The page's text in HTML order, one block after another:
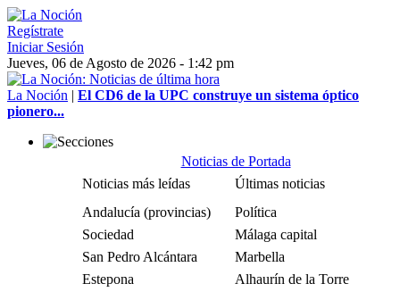
Regístrate
Iniciar Sesión
Jueves, 06 de Agosto de 2026 - 1:42 pm
La Noción | El CD6 de la UPC construye un sistema óptico
pionero...
Noticias de Portada
Noticias más leídas
Últimas noticias
Andalucía (provincias)
Política
Sociedad
Málaga capital
San Pedro Alcántara
Marbella
Estepona
Alhaurín de la Torre